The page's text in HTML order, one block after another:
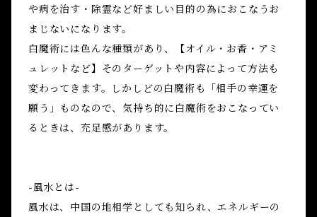
や病を治す・除霊など好ましい目的の為におこなうお
まじないになります。
白魔術には色んな種類があり、【オイル・お香・アミ
ュレットなど】そのターゲットや内容によって方法も
変わってきます。しかしどの白魔術も「相手の幸運を
願う」ものなので、気持ち的に白魔術をおこなってい
るときは、充足感があります。
-風水とは-
風水は、中国の地相学としても知られ、エネルギーの